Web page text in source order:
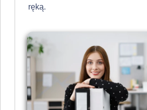
ręką.